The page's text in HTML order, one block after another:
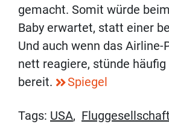
gemacht. Somit würde
Baby erwartet, statt einer
Und auch wenn das
nett reagiere, stünde häufig
bereit.
Spiegel
Tags: USA, Fluggesellschaft